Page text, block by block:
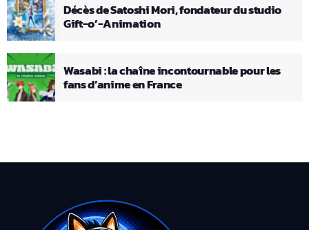
Décès de Satoshi Mori, fondateur du studio
Gift-o’-Animation
Wasabi : la chaîne incontournable pour les
fans d’anime en France